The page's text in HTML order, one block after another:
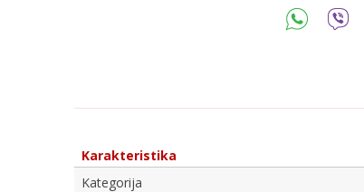
Karakteristika
Kategorija